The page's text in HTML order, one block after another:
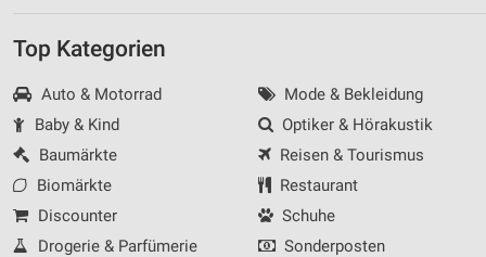
Top Kategorien
Auto & Motorrad
Baby & Kind
Baumärkte
Biomärkte
Discounter
Drogerie & Parfümerie
Mode & Bekleidung
Optiker & Hörakustik
Reisen & Tourismus
Restaurant
Schuhe
Sonderposten